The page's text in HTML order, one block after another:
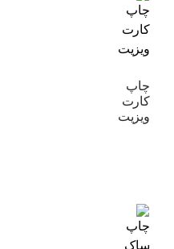
چاپ
کارت
ویزیت